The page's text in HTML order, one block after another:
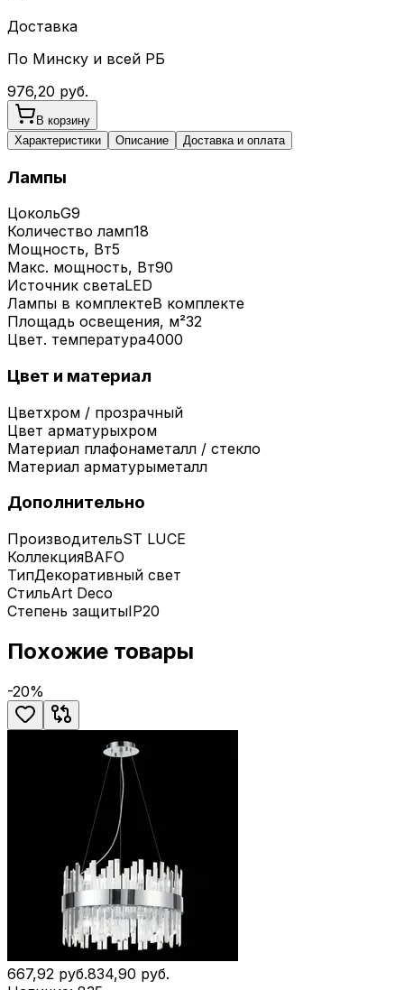
Доставка
По Минску и всей РБ
976,20 руб.
В корзину
Характеристики
Описание Доставка и оплата
Лампы
ЦокольG9
Количество ламп18
Мощность, Вт5
Макс. мощность, Вт90
Источник светаLED
Лампы в комплектеВ комплекте
Площадь освещения, м²32
Цвет. температура4000
Цвет и материал
Цветхром / прозрачный
Цвет арматурыхром
Материал плафонаметалл / стекло
Материал арматурыметалл
Дополнительно
ПроизводительST LUCE
КоллекцияBAFO
ТипДекоративный свет
СтильArt Deco
Степень защитыIP20
Похожие товары
-20%
667,92 руб.834,90 руб.